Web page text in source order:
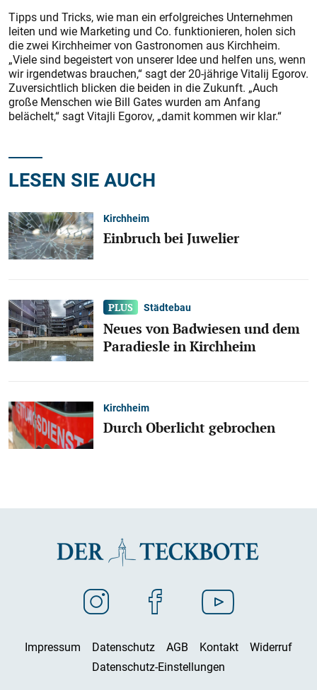
Tipps und Tricks, wie man ein erfolgreiches Unternehmen
leiten und wie Marketing und Co. funktionieren, holen sich
die zwei Kirchheimer von Gastronomen aus Kirchheim.
„Viele sind begeistert von unserer Idee und helfen uns, wenn
wir irgendetwas brauchen,“ sagt der 20-jährige Vitalij Egorov.
Zuversichtlich blicken die beiden in die Zukunft. „Auch
große Menschen wie Bill Gates wurden am Anfang
belächelt,“ sagt Vitajli Egorov, „damit kommen wir klar.“
LESEN SIE AUCH
Kirchheim
Einbruch bei Juwelier
Städtebau
Neues von Badwiesen und dem
Paradiesle in Kirchheim
Kirchheim
Durch Oberlicht gebrochen
Impressum Datenschutz AGB Kontakt
Widerruf
Datenschutz-Einstellungen